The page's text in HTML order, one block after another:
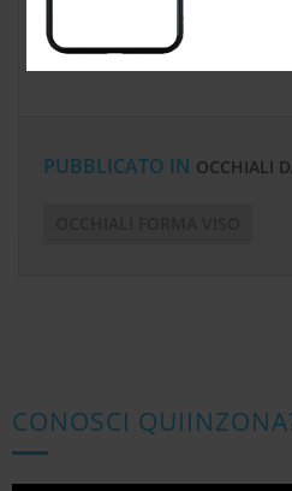
prescritti gli occhiali da
minuti durante i quali
PUBBLICATO IN OCCHIALI
CONOSCI